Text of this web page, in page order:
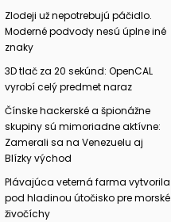
Zlodeji už nepotrebujú páčidlo.
Moderné podvody nesú úplne iné
znaky
3D tlač za 20 sekúnd: OpenCAL
vyrobí celý predmet naraz
Čínske hackerské a špionážne
skupiny sú mimoriadne aktívne:
Zamerali sa na Venezuelu aj
Blízky východ
Plávajúca veterná farma vytvorila
pod hladinou útočisko pre morské
živočíchy